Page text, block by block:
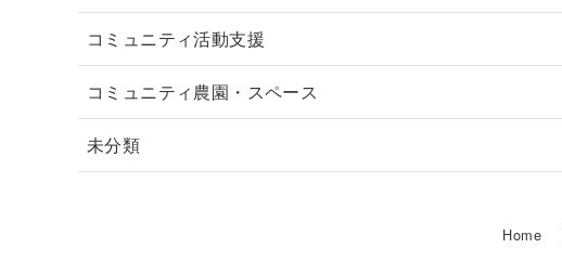
コミュニティ活動支援
コミュニティ農園・スペース
未分類
Home